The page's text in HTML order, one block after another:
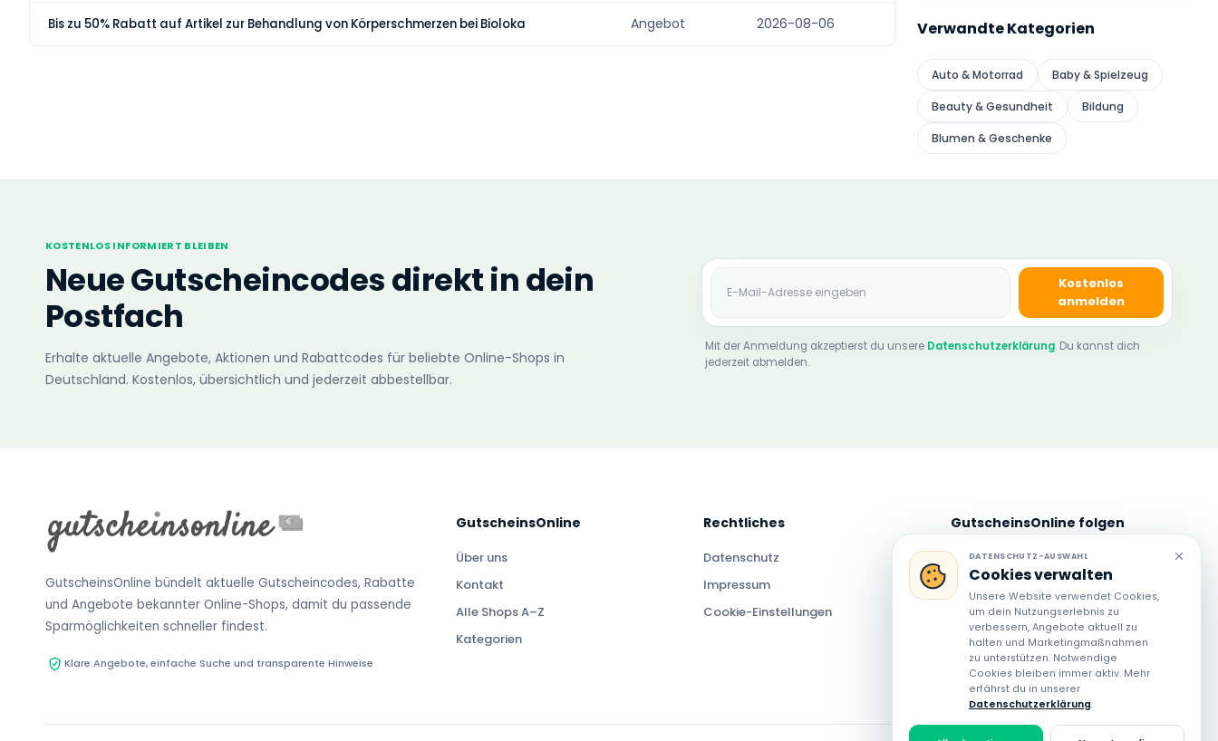
Bis zu 50% Rabatt auf Artikel zur Behandlung von Körperschmerzen bei Bioloka Angebot 2026-08-06 Verwandte Kategorien
Auto & Motorrad Baby & Spielzeug
Beauty & Gesundheit Bildung
Blumen & Geschenke
KOSTENLOS INFORMIERT BLEIBEN
Neue Gutscheincodes direkt in dein
Postfach
Erhalte aktuelle Angebote, Aktionen und Rabattcodes für beliebte Online-Shops in
Deutschland. Kostenlos, übersichtlich und jederzeit abbestellbar.
E-Mail-Adresse
Kostenlos
anmelden
Mit der Anmeldung akzeptierst du unsere Datenschutzerklärung. Du kannst dich
jederzeit abmelden.
GutscheinsOnline bündelt aktuelle Gutscheincodes, Rabatte
und Angebote bekannter Online-Shops, damit du passende
Sparmöglichkeiten schneller findest.
Klare Angebote, einfache Suche und transparente Hinweise
GutscheinsOnline
Über uns
Kontakt
Alle Shops A–Z
Kategorien
Rechtliches
Datenschutz
Impressum
Cookie-Einstellungen
GutscheinsOnline folgen
Neue Angebote und Spartipps auch
über unsere Social-Media-Kanäle
entdecken.
DATENSCHUTZ-AUSWAHL
Cookies verwalten
Unsere Website verwendet Cookies,
um dein Nutzungserlebnis zu
verbessern, Angebote aktuell zu
halten und Marketingmaßnahmen
zu unterstützen. Notwendige
Cookies bleiben immer aktiv. Mehr
erfährst du in unserer
Datenschutzerklärung.